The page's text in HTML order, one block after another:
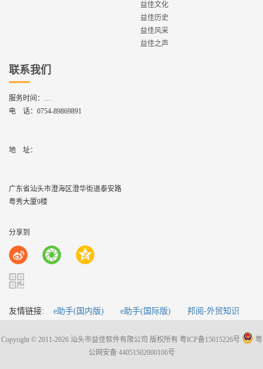
益佳文化
益佳历史
益佳风采
益佳之声
联系我们
服务时间：
周一到周六,8：30 - 17：30
电 话： 0754-89869891
地    址：
广东省汕头市澄海区澄华街道泰安路
粤秀大厦9楼
分享到
友情链接: e助手(国内版) e助手(国际版) 邦阅-外贸知识
Copyright © 2011-2026 汕头市益佳软件有限公司 版权所有 粤ICP备15015226号
粤
公网安备 44051502000106号